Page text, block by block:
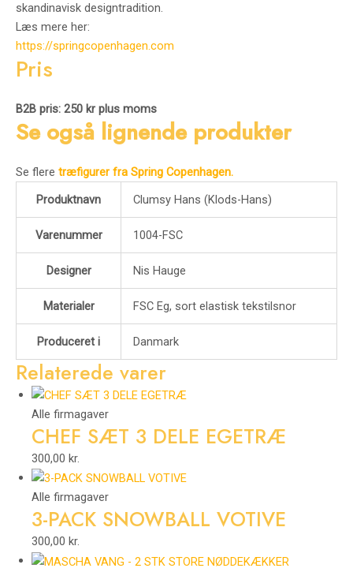
skandinavisk designtradition.
Læs mere her:
https://springcopenhagen.com
Pris
B2B pris: 250 kr plus moms
Se også lignende produkter
Se flere træfigurer fra Spring Copenhagen.
Produktnavn
Clumsy Hans (Klods-Hans)
Varenummer 1004-FSC
Designer Nis Hauge
Materialer FSC Eg, sort elastisk tekstilsnor
Produceret i Danmark
Relaterede varer
Alle firmagaver
CHEF SÆT 3 DELE EGETRÆ
300,00 kr.
Alle firmagaver
3-PACK SNOWBALL VOTIVE
300,00 kr.